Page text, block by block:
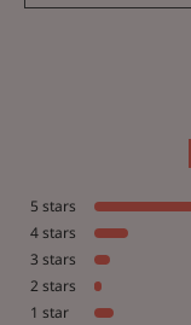
5 stars
4stars
3 stars
2stars
1 star